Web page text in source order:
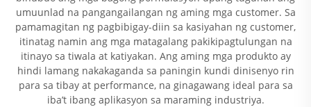
umuunlad na pangangailangan ng aming mga customer. Sa
pamamagitan ng pagbibigay-diin sa kasiyahan ng customer,
itinatag namin ang mga matagalang pakikipagtulungan na
itinayo sa tiwala at katiyakan. Ang aming mga produkto ay
hindi lamang nakakaganda sa paningin kundi dinisenyo rin
para sa tibay at performance, na ginagawang ideal para sa
iba’t ibang aplikasyon sa maraming industriya.